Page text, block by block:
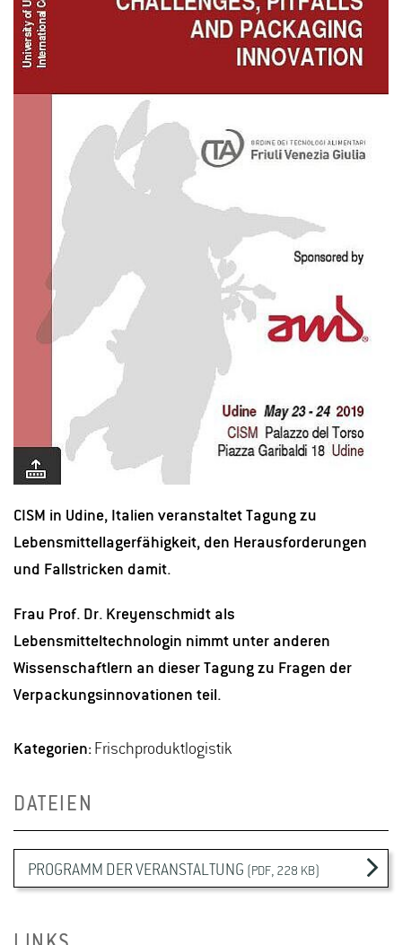
CISM in Udine, Italien veranstaltet Tagung zu
Lebensmittellagerfähigkeit, den Herausforderungen
und Fallstricken damit.
Frau Prof. Dr. Kreyenschmidt als
Lebensmitteltechnologin nimmt unter anderen
Wissenschaftlern an dieser Tagung zu Fragen der
Verpackungsinnovationen teil.
Kategorien: Frischproduktlogistik
DATEIEN
PROGRAMM DER VERANSTALTUNG (PDF, 228 KB)